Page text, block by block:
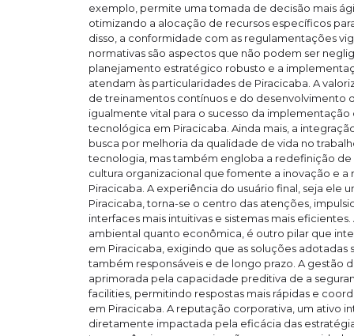
exemplo, permite uma tomada de decisão mais
otimizando a alocação de recursos específicos
disso, a conformidade com as regulamentações
normativas são aspectos que não podem ser
planejamento estratégico robusto e a
atendam às particularidades de Piracicaba. A
de treinamentos contínuos e do desenvolvimento
igualmente vital para o sucesso da
tecnológica em Piracicaba. Ainda mais, a
busca por melhoria da qualidade de vida no
tecnologia, mas também engloba a redefinição de
cultura organizacional que fomente a inovação e
Piracicaba. A experiência do usuário final, seja ele
Piracicaba, torna-se o centro das atenções,
interfaces mais intuitivas e sistemas mais
ambiental quanto econômica, é outro pilar que
em Piracicaba, exigindo que as soluções adotadas
também responsáveis e de longo prazo. A gestão
aprimorada pela capacidade preditiva de a
facilities, permitindo respostas mais rápidas e
em Piracicaba. A reputação corporativa, um ativo
diretamente impactada pela eficácia das